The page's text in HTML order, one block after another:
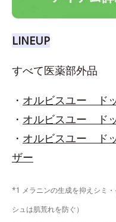
LINEUP
すべて医薬部外品
・ オルビスユー ド
・ オルビスユー ド
・ オルビスユー ド
ザー
*1 メラニンの生成を抑えシミ
シュは肌荒れを防ぐ）